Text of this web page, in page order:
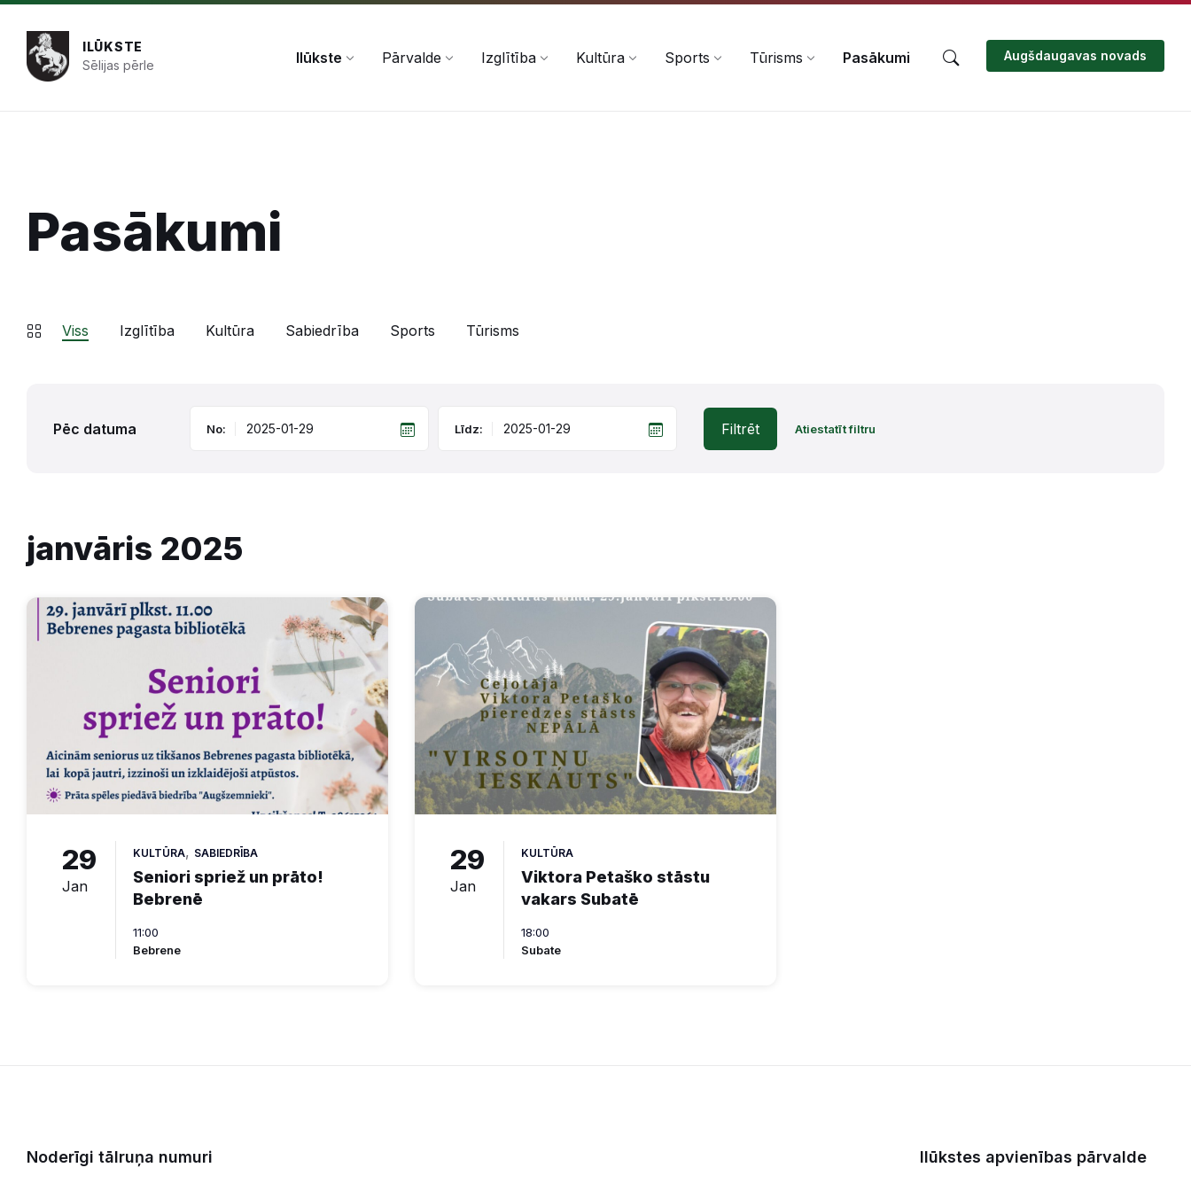
Pāriet
saturu
Skip
navigation
Skip
footer
ILŪKSTE
Sēlijas pērle
Ilūkste Pārvalde Izglītība Kultūra Sports Tūrisms Pasākumi Augšdaugavas novads
Pasākumi
Viss Izglītība Kultūra Sabiedrība Sports Tūrisms
Pēc datuma No: Līdz: Filtrēt Atiestatīt filtru
janvāris 2025
29
Jan
KULTŪRA, SABIEDRĪBA
Seniori spriež un prāto!
Bebrenē
11:00
Bebrene
29
Jan
KULTŪRA
Viktora Petaško stāstu
vakars Subatē
18:00
Subate
Noderīgi tālruņa numuri Ilūkstes apvienības pārvalde